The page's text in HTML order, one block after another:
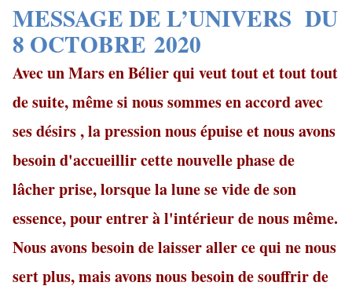
MESSAGE DE L’UNIVERS DU
8 OCTOBRE 2020
Avec un Mars en Bélier qui veut tout et tout tout
de suite, même si nous sommes en accord avec
ses désirs , la pression nous épuise et nous avons
besoin d'accueillir cette nouvelle phase de
lâcher prise, lorsque la lune se vide de son
essence, pour entrer à l'intérieur de nous même.
Nous avons besoin de laisser aller ce qui ne nous
sert plus, mais avons nous besoin de souffrir de